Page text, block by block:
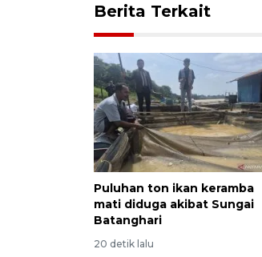
Berita Terkait
Puluhan ton ikan keramba
mati diduga akibat Sungai
Batanghari
20 detik lalu